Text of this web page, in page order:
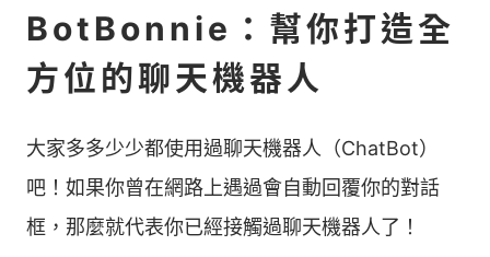
BotBonnie：幫你打造全
方位的聊天機器人
大家多多少少都使用過聊天機器人（ChatBot）
吧！如果你曾在網路上遇過會自動回覆你的對話
框，那麼就代表你已經接觸過聊天機器人了！